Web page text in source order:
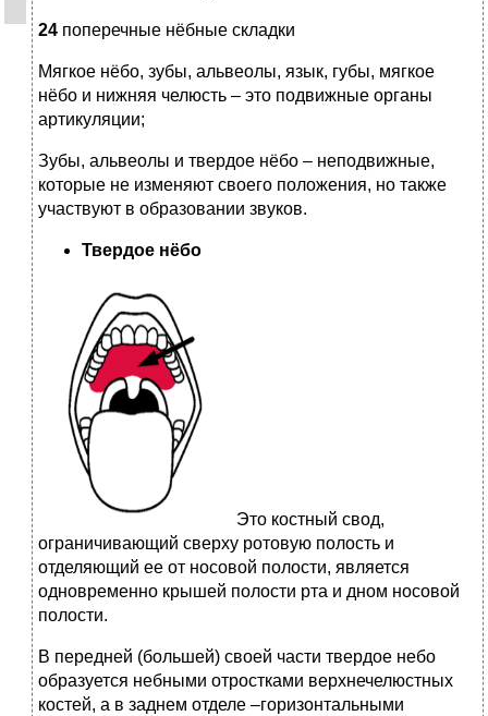
24 поперечные нёбные складки
Мягкое нёбо, зубы, альвеолы, язык, губы, мягкое
нёбо и нижняя челюсть – это подвижные органы
артикуляции;
Зубы, альвеолы и твердое нёбо – неподвижные,
которые не изменяют своего положения, но также
участвуют в образовании звуков.
Твердое нёбо
Это костный свод,
ограничивающий сверху ротовую полость и
отделяющий ее от носовой полости, является
одновременно крышей полости рта и дном носовой
полости.
В передней (большей) своей части твердое небо
образуется небными отростками верхнечелюстных
костей, а в заднем отделе –горизонтальными